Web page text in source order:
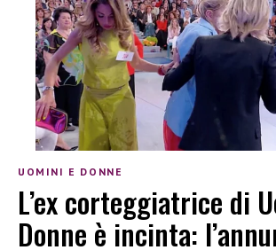
UOMINI E DONNE
L’ex corteggiatrice di
Donne è incinta: